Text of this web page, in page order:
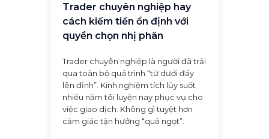
Trader chuyên nghiệp hay
cách kiếm tiền ổn định với
quyền chọn nhị phân
Trader chuyên nghiệp là người đã trải
qua toàn bộ quá trình “từ dưới đáy
lên đỉnh”. Kinh nghiệm tích lũy suốt
nhiều năm tôi luyện nay phục vụ cho
việc giao dịch. Không gì tuyệt hơn
cảm giác tận hưởng “quả ngọt”.